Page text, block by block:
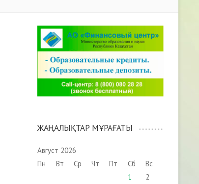
ЖАҢАЛЫҚТАР МҰРАҒАТЫ
Август 2026
Пн
Вт Ср Чт Пт Сб
Вс
1
2